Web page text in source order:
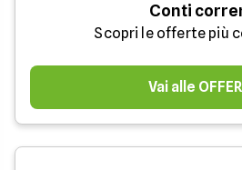
Conti
Scopri le offerte più
Vai alle